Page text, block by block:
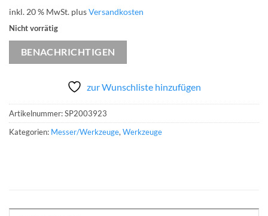
inkl. 20 % MwSt. plusVersandkosten
Nicht vorrätig
BENACHRICHTIGEN
zur Wunschliste hinzufügen
Artikelnummer:SP2003923
Kategorien: Messer/Werkzeuge, Werkzeuge